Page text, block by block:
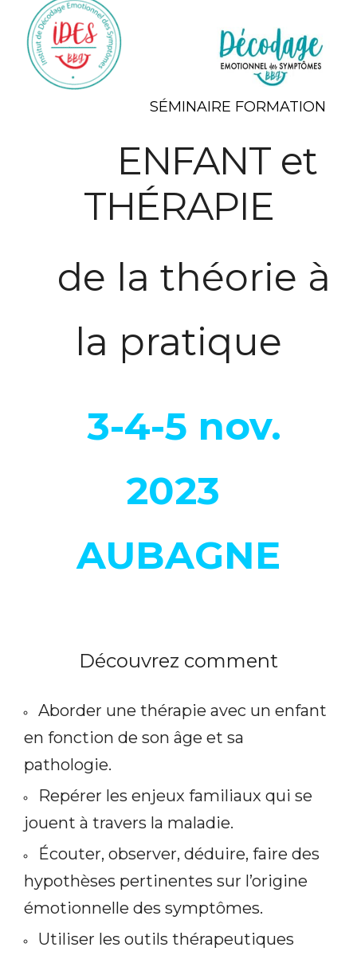
SÉMINAIRE FORMATION
ENFANT et
THÉRAPIE
de la théorie à
la pratique
3-4-5 nov.
2023
AUBAGNE
Découvrez comment
Aborder une thérapie avec un enfant
en fonction de son âge et sa
pathologie.
Repérer les enjeux familiaux qui se
jouent à travers la maladie.
Écouter, observer, déduire, faire des
hypothèses pertinentes sur l’origine
émotionnelle des symptômes.
Utiliser les outils thérapeutiques